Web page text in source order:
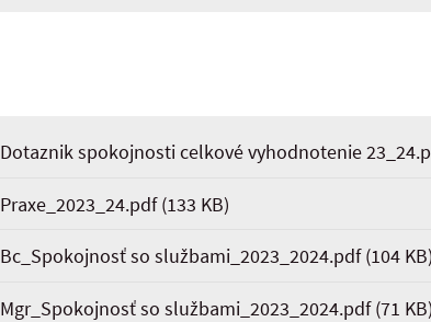
Dotaznik spokojnosti celkové vyhodnotenie
Praxe_2023_24.pdf(133 KB)
Bc_Spokojnosť so službami_2023_2024.pdf(104 KB)
Mgr_Spokojnosť so službami_2023_2024.pdf(71 KB)